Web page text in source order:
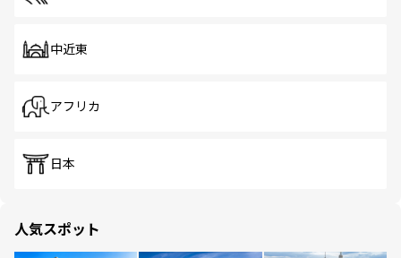
中近東
アフリカ
日本
人気スポット